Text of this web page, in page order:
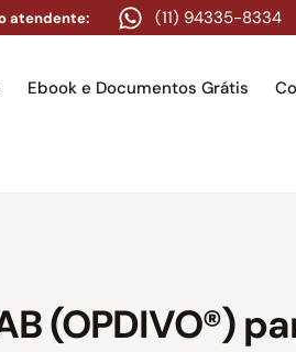
atendente: (11) 94335-8334
Ebook e Documentos Grátis
(OPDIVO®)